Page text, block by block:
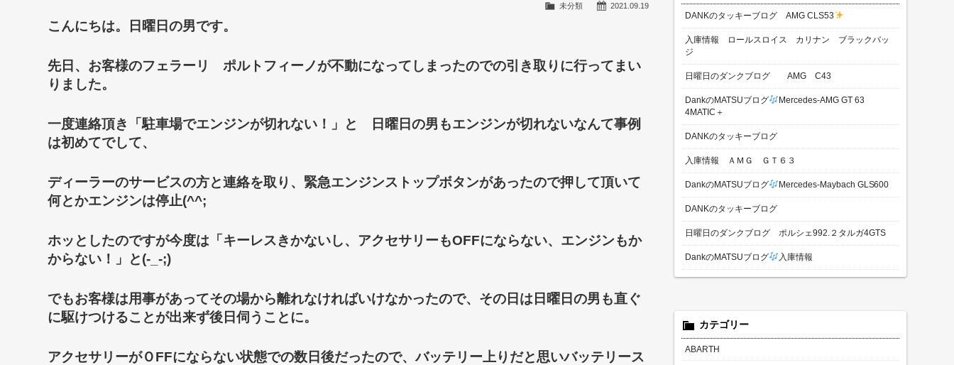
2021.09.19
未分類
こんにちは。日曜日の男です。
先日、お客様のフェラーリ ポルトフィーノが不動になってしまったのでの引き取りに行ってまい
りました。
一度連絡頂き「駐車場でエンジンが切れない！」と 日曜日の男もエンジンが切れないなんて事例
は初めてでして、
ディーラーのサービスの方と連絡を取り、緊急エンジンストップボタンがあったので押して頂いて
何とかエンジンは停止(^^;
ホッとしたのですが今度は「キーレスきかないし、アクセサリーもOFFにならない、エンジンもか
からない！」と(-_-;)
でもお客様は用事があってその場から離れなければいけなかったので、 その日は日曜日の男も直ぐ
に駆けつけることが出来ず後日伺うことに。
アクセサリーがＯFFにならない状態での数日後だったので、バッテリー上りだと思いバッテリース
DANKのタッキーブログ AMG CLS53
入庫情報 ロールスロイス カリナン ブラックバッ
ジ
日曜日のダンクブログ AMG C43
DankのMATSUブログ
Mercedes-AMG GT 63
4MATIC＋
DANKのタッキーブログ
入庫情報 ＡＭＧ ＧＴ６３
DankのMATSUブログ Mercedes-Maybach GLS600
DANKのタッキーブログ
日曜日のダンクブログ ポルシェ992.２タルガ4GTS
DankのMATSUブログ 入庫情報
カテゴリー
ABARTH